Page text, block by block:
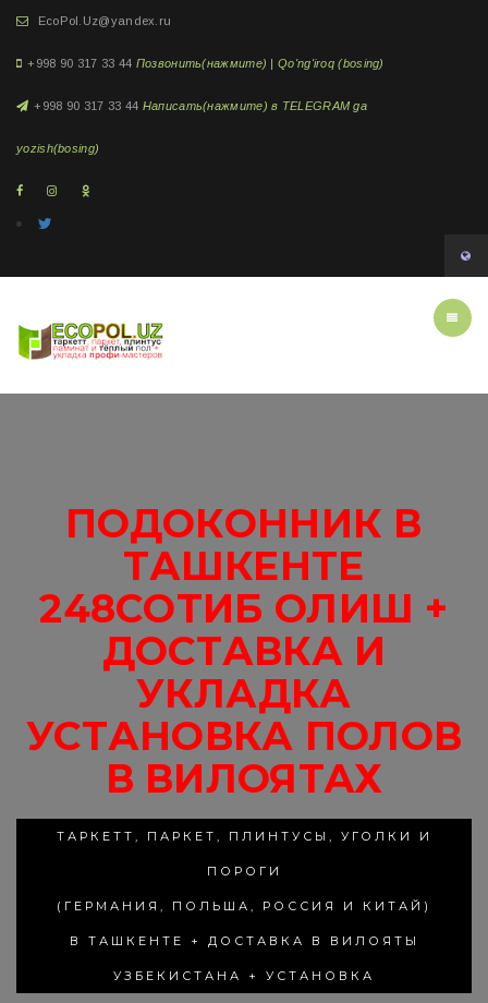
EcoPol.Uz@yandex.ru
+998 90 317 33 44 Позвонить(нажмите) | Qo'ng'iroq (bosing)
+998 90 317 33 44 Написать(нажмите) в TELEGRAM ga
yozish(bosing)
ПОДОКОННИК В
ТАШКЕНТЕ
248СОТИБ ОЛИШ +
ДОСТАВКА И
УКЛАДКА
УСТАНОВКА ПОЛОВ
В ВИЛОЯТАХ
ТАРКЕТТ, ПАРКЕТ, ПЛИНТУСЫ, УГОЛКИ И
ПОРОГИ
(ГЕРМАНИЯ, ПОЛЬША, РОССИЯ И КИТАЙ)
В ТАШКЕНТЕ + ДОСТАВКА В ВИЛОЯТЫ
УЗБЕКИСТАНА + УСТАНОВКА